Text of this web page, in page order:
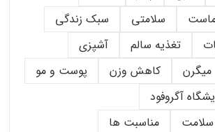
سلامتی
سبک زندگی
تغذیه سالم
آشپزی
میگرن کاهش وزن
پوست و مو
آگروفود
مناسبت ها